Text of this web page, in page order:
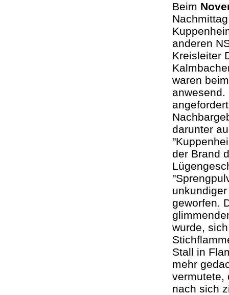
Beim
anderen
Kreisleiter
waren
anwesend.
darunter
der Brand
geworfen.
wurde,
Stall in
mehr
vermutete,
nach sich